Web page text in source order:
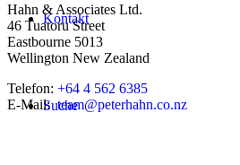
Kontakt
Suche
Hahn & Associates Ltd.
46 Tuatoru Street
Eastbourne 5013
Wellington New Zealand
Telefon: +64 4 562 6385
E-Mail: team@peterhahn.co.nz